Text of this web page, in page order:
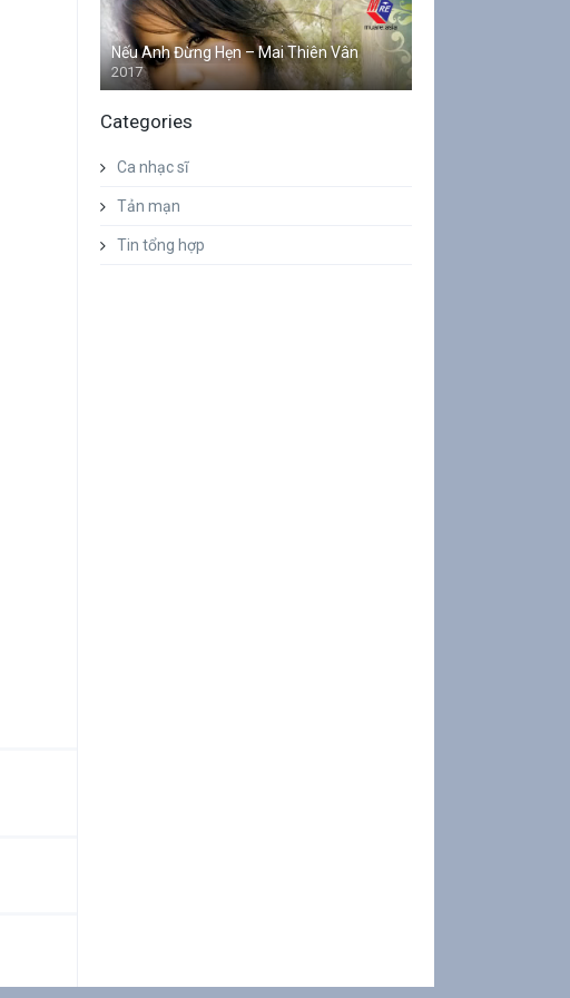
Nếu Anh Đừng Hẹn – Mai Thiên Vân
2017
Categories
Ca nhạc sĩ
Tản mạn
Tin tổng hợp